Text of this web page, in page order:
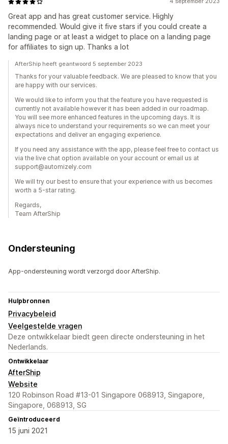
Great app and has great customer service. Highly
recommended. Would give it five stars if you could create a
landing page or at least a widget to place on a landing page
for affiliates to sign up. Thanks a lot
AfterShip heeft geantwoord 5 september 2023
Thanks for your valuable feedback. We are pleased to know that you
are happy with our services.
We would like to inform you that the feature you have requested is
currently not available however it has been added in our roadmap.
You will see more enhanced features in the upcoming days. It is
always nice to understand your requirements so we can meet your
expectations and deliver an engaging experience.
If you need any assistance with the app, please feel free to contact us
via the live chat option available on your account or email us at
support@automizely.com
We will try our best to ensure that your experience with us becomes
worth a 5-star rating.
Regards,
Team AfterShip
Ondersteuning
App-ondersteuning wordt verzorgd door AfterShip.
Hulpbronnen
Privacybeleid
Veelgestelde vragen
Deze ontwikkelaar biedt geen directe ondersteuning in het
Nederlands.
Ontwikkelaar
AfterShip
Website
120 Robinson Road #13-01 Singapore 068913, Singapore,
Singapore, 068913, SG
Geïntroduceerd
15 juni 2021